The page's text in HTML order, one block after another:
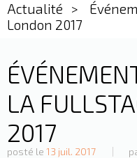
Actualité
London 2017
LA
2017
posté le 13 juil. 2017